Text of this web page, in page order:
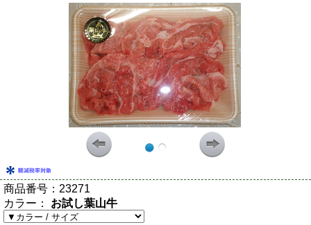
商品番号： 23271
カラー： お試し葉山牛